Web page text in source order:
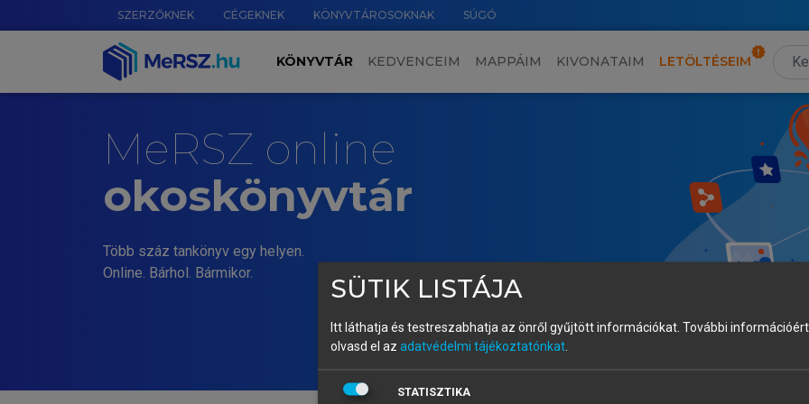
SZERZŐKNEK CÉGEKNEK KÖNYVTÁROSOKNAK SÚGÓ
KÖNYVTÁR KEDVENCEIM MAPPÁIM KIVONATAIM LETÖLTÉSEIM
MeRSZ online
okoskönyvtár
Több száz tankönyv egy helyen.
Online. Bárhol. Bármikor.
SÜTIK LISTÁJA
Itt láthatja és testreszabhatja az önről gyűjtött információkat. További
olvasd el az adatvédelmi tájékoztatónkat
STATISZTIKA